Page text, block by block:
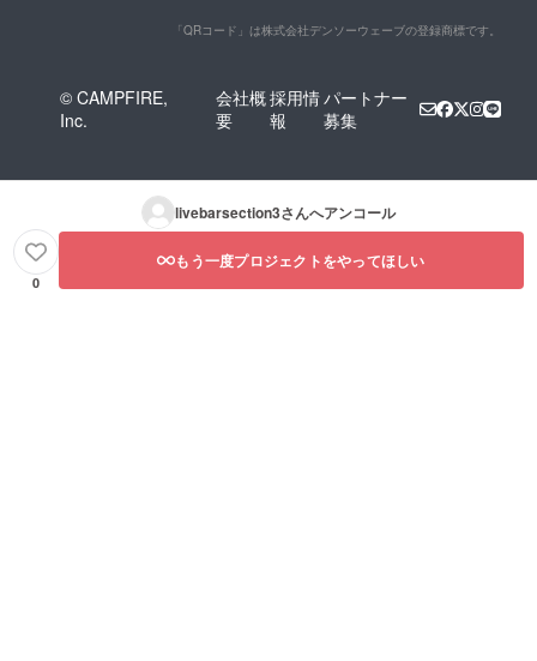
「QRコード」は株式会社デンソーウェーブの登録商標です。
© CAMPFIRE,
Inc.
会社概
要
採用情
報
パートナー
募集
livebarsection3さんへアンコール
0
もう一度プロジェクトをやってほしい